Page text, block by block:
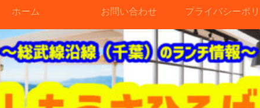
ホーム お問い合わせ プライバシーポ